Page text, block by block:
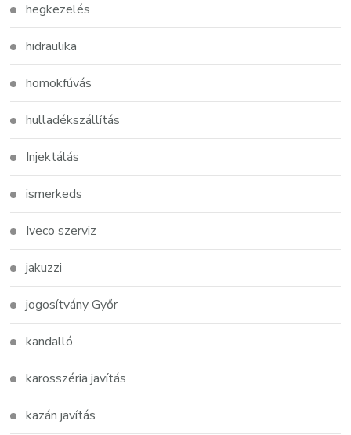
hegkezelés
hidraulika
homokfúvás
hulladékszállítás
Injektálás
ismerkeds
Iveco szerviz
jakuzzi
jogosítvány Győr
kandalló
karosszéria javítás
kazán javítás